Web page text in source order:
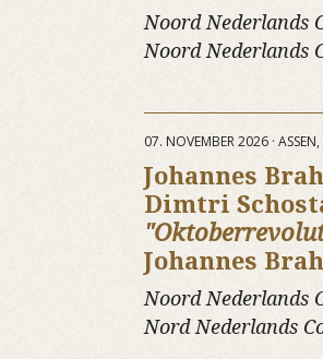
Noord Nederlands
Noord Nederlands
07. NOVEMBER 2026 ·
Johannes
Dimtri
Johannes
Noord Nederlands
Nord Nederlands